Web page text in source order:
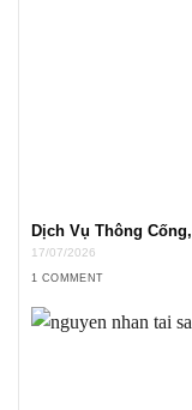
Dịch Vụ Thông
17/07/2026
1 COMMENT